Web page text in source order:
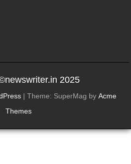
2025
| Theme: SuperMag by Acme
Themes